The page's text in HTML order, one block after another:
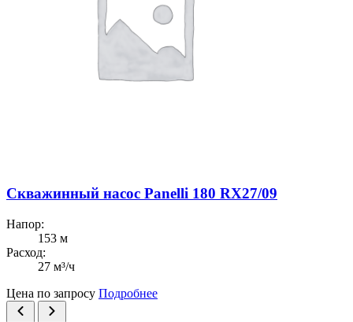
Скважинный насос Panelli 180 RX27/09
Напор:
153 м
Расход:
27 м³/ч
Цена по запросу Подробнее